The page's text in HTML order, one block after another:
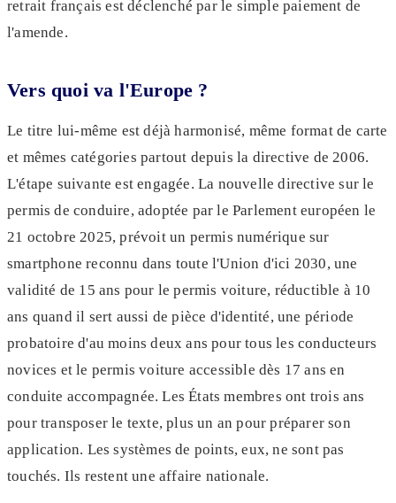
retrait français est déclenché par le simple paiement de
l'amende.
Vers quoi va l'Europe ?
Le titre lui-même est déjà harmonisé, même format de carte
et mêmes catégories partout depuis la directive de 2006.
L'étape suivante est engagée. La nouvelle directive sur le
permis de conduire, adoptée par le Parlement européen le
21 octobre 2025, prévoit un permis numérique sur
smartphone reconnu dans toute l'Union d'ici 2030, une
validité de 15 ans pour le permis voiture, réductible à 10
ans quand il sert aussi de pièce d'identité, une période
probatoire d'au moins deux ans pour tous les conducteurs
novices et le permis voiture accessible dès 17 ans en
conduite accompagnée. Les États membres ont trois ans
pour transposer le texte, plus un an pour préparer son
application. Les systèmes de points, eux, ne sont pas
touchés. Ils restent une affaire nationale.